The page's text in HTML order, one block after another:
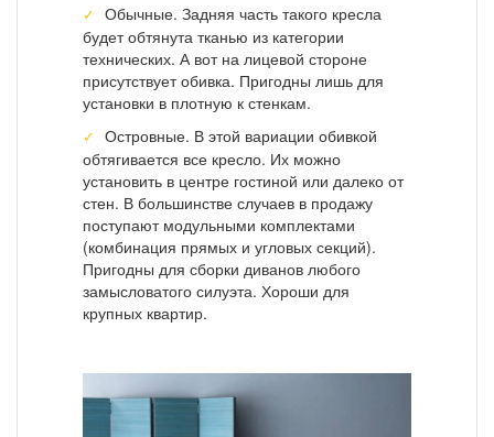
Обычные. Задняя часть такого кресла
будет обтянута тканью из категории
технических. А вот на лицевой стороне
присутствует обивка. Пригодны лишь для
установки в плотную к стенкам.
Островные. В этой вариации обивкой
обтягивается все кресло. Их можно
установить в центре гостиной или далеко от
стен. В большинстве случаев в продажу
поступают модульными комплектами
(комбинация прямых и угловых секций).
Пригодны для сборки диванов любого
замысловатого силуэта. Хороши для
крупных квартир.